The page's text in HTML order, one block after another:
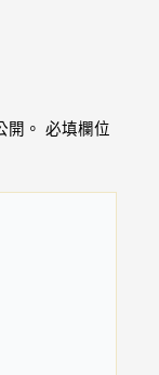
開。 必填欄位